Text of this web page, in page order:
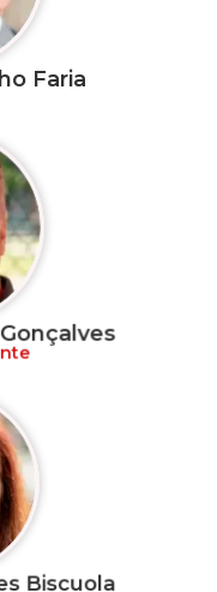
Faria